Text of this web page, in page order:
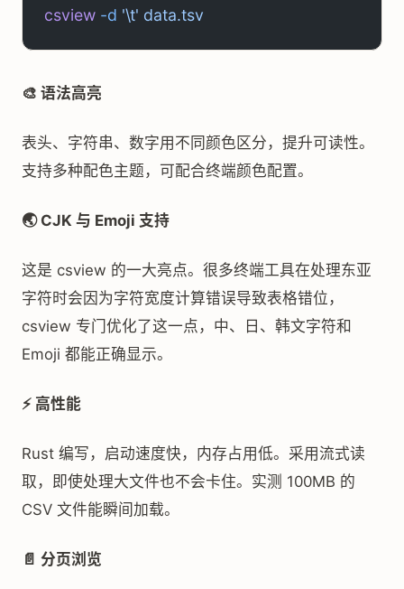
csview -d '\t' data.tsv
🎨 语法高亮
表头、字符串、数字用不同颜色区分，提升可读性。
支持多种配色主题，可配合终端颜色配置。
🌏 CJK 与 Emoji 支持
这是 csview 的一大亮点。很多终端工具在处理东亚
字符时会因为字符宽度计算错误导致表格错位，
csview 专门优化了这一点，中、日、韩文字符和
Emoji 都能正确显示。
⚡ 高性能
Rust 编写，启动速度快，内存占用低。采用流式读
取，即使处理大文件也不会卡住。实测 100MB 的
CSV 文件能瞬间加载。
📄 分页浏览